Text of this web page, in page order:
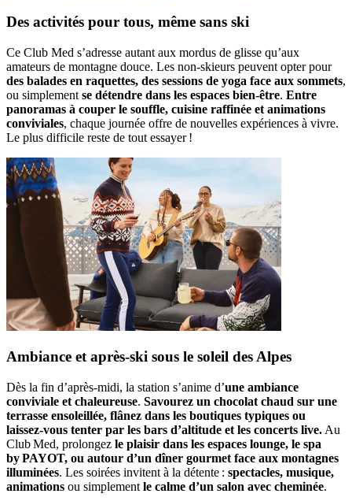
Des activités pour tous, même sans ski
Ce Club Med s’adresse autant aux mordus de glisse qu’aux
amateurs de montagne douce. Les non‑skieurs peuvent opter pour
des balades en raquettes, des sessions de yoga face aux sommets,
ou simplement se détendre dans les espaces bien‑être. Entre
panoramas à couper le souffle, cuisine raffinée et animations
conviviales, chaque journée offre de nouvelles expériences à vivre.
Le plus difficile reste de tout essayer !
Ambiance et après‑ski sous le soleil des Alpes
Dès la fin d’après‑midi, la station s’anime d’une ambiance
conviviale et chaleureuse. Savourez un chocolat chaud sur une
terrasse ensoleillée, flânez dans les boutiques typiques ou
laissez‑vous tenter par les bars d’altitude et les concerts live. Au
Club Med, prolongez le plaisir dans les espaces lounge, le spa
by PAYOT, ou autour d’un dîner gourmet face aux montagnes
illuminées. Les soirées invitent à la détente : spectacles, musique,
animations ou simplement le calme d’un salon avec cheminée.